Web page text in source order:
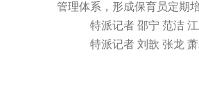
管理体系，形成保育员定期
特派记者 邵宁 范洁
特派记者 刘歆 张龙